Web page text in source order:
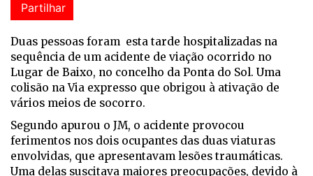
Partilhar
Duas pessoas foram esta tarde hospitalizadas na
sequência de um acidente de viação ocorrido no
Lugar de Baixo, no concelho da Ponta do Sol. Uma
colisão na Via expresso que obrigou à ativação de
vários meios de socorro.
Segundo apurou o JM, o acidente provocou
ferimentos nos dois ocupantes das duas viaturas
envolvidas, que apresentavam lesões traumáticas.
Uma delas suscitava maiores preocupações, devido à